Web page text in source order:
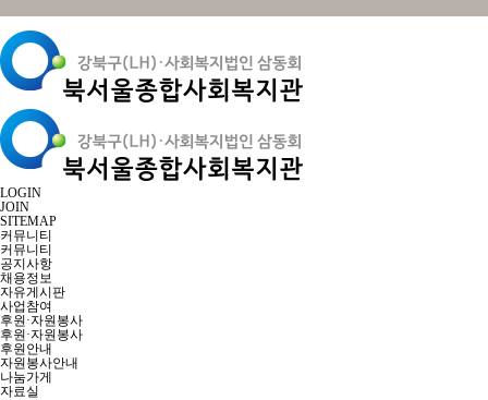
LOGIN
JOIN
SITEMAP
커뮤니티
커뮤니티
공지사항
채용정보
자유게시판
사업참여
후원·자원봉사
후원·자원봉사
후원안내
자원봉사안내
나눔가게
자료실